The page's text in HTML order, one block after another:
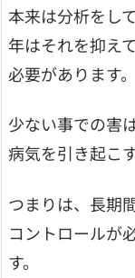
本来は分析をし
年はそれを抑え
必要があります。
少ない事での害
病気を引き起こ
つまりは、長期
コントロールが
す。